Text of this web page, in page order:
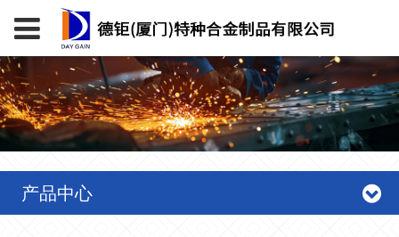
产品中心